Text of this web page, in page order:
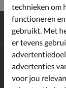
Gratis
Achteraf
Altijd op de
Schrijf je in voor
welkomstkorting!*
technieken om
functioneren
gebruikt. Met
er tevens
advertenties
voor jou